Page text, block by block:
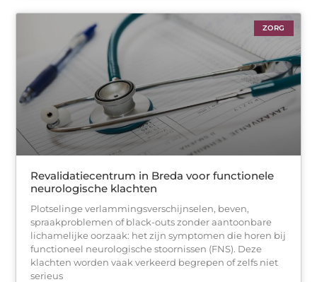
ZORG
Revalidatiecentrum in Breda voor functionele
neurologische klachten
Plotselinge verlammingsverschijnselen, beven,
spraakproblemen of black-outs zonder aantoonbare
lichamelijke oorzaak: het zijn symptomen die horen bij
functioneel neurologische stoornissen (FNS). Deze
klachten worden vaak verkeerd begrepen of zelfs niet
serieus